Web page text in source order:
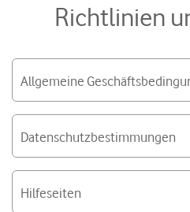
Richtlinien
Allgemeine
Datenschutzbestimmungen
Hilfeseiten